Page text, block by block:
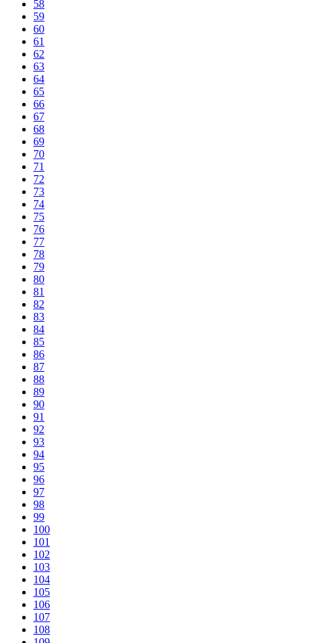
58
59
60
61
62
63
64
65
66
67
68
69
70
71
72
73
74
75
76
77
78
79
80
81
82
83
84
85
86
87
88
89
90
91
92
93
94
95
96
97
98
99
100
101
102
103
104
105
106
107
108